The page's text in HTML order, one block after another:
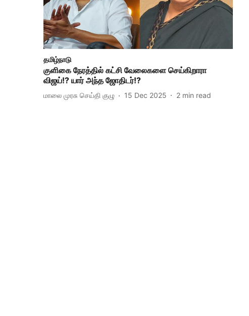
தமிழ்நாடு
குளிகை நேரத்தில் கட்சி வேலைகளை செய்கிறாரா
விஜய்!? யார் அந்த ஜோதிடர்!?
மாலை முரசு செய்தி குழு 15 Dec 2025 2 min read